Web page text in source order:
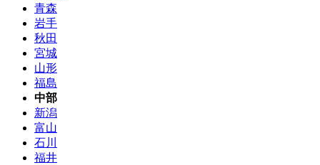
青森
岩手
秋田
宮城
山形
福島
中部
新潟
富山
石川
福井